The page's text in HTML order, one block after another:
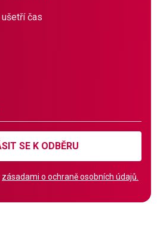
čas
SE K ODBĚRU
zásadami o ochraně osobních údajů.